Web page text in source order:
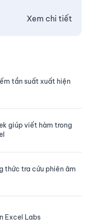
Xem chi tiết
tần suất xuất hiện
giúp viết hàm trong
thức tra cứu phiên âm
Excel Labs